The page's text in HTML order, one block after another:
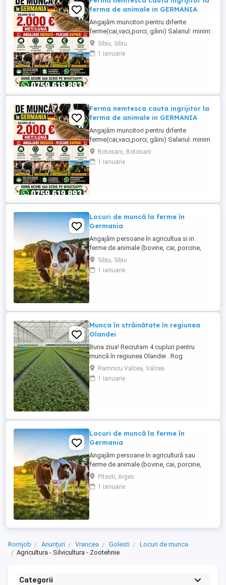
ferma de animale in GERMANIA
Angajăm muncitori pentru diferite
ferme(cai,vaci,porci, găini) Salariul: minim
1800 net( poate crește în funcție de
experiența) Cazare și utilități gratuite!
Căutam persoane serioase și motivate
Sibiu, Sibiu
1 ianuarie
Ferma nemtesca cauta ingrijitor la
ferma de animale in GERMANIA
Angajăm muncitori pentru diferite
ferme(cai,vaci,porci, găini) Salariul: minim
1800 net( poate crește în funcție de
experiența) Cazare și utilități gratuite!
Căutam persoane serioase și motivate
Botosani, Botosani
1 ianuarie
Locuri de muncă la ferme în
Germania
Angajăm persoane în agricultua si in
ferme de animale (bovine, cai, porcine,
caprine, si păsari) în Germania. Salar
atractiv incepand cu1900 euro net lună
plus ore suplimentare plătite Cazare și
Sibiu, Sibiu
1 ianuarie
Munca în străinătate în regiunea
Olandei
Buna ziua! Recrutam 4 cupluri pentru
muncă în regiunea Olandei . Rog
seriozitate și pentru mai multe detalii va
rog contactați in Whatsap la Nr( ) .Va
mulțumesc!
Ramnicu Valcea, Valcea
1 ianuarie
Locuri de muncă la ferme în
Germania
Angajăm persoane în agricultură sau
ferme de animale (bovine, cai, porcine,
caprine, si păsari) în Germania. Salar
atractiv de la 1900 euro net lună plus ore
suplimentare plătite Cazare și asigurare
Pitesti, Arges
1 ianuarie
Romjob Anunțuri Vrancea Golesti
Locuri de munca
Agricultura - Silvicultura - Zootehnie
Categorii